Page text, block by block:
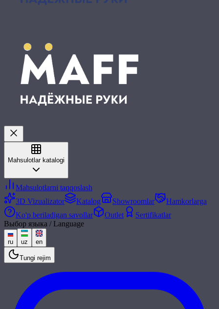
Mahsulotlar katalogi
Mahsulotlarni taqqoslash
3D Vizualizator
Katalog Showroomlar
Hamkorlarga
Ko'p beriladigan savollar
Outlet
Sertifikatlar
Выбор языка / Language
ru uz en
Tungi rejim